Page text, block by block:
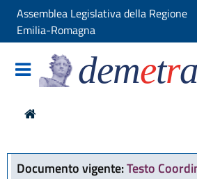
Assemblea Legislativa della Regione
Emilia-Romagna
demetra
Documento vigente:Testo